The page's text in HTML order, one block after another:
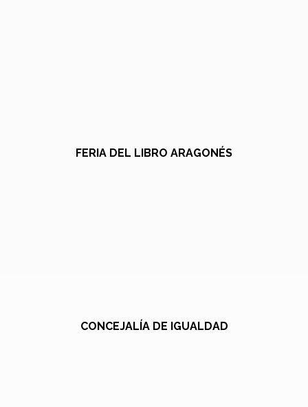
FERIA DEL LIBRO ARAGONÉS
CONCEJALÍA DE IGUALDAD